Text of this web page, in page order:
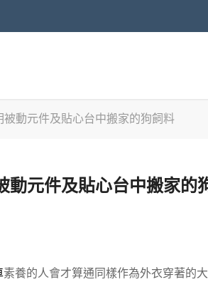
被動元件及貼心台中搬家的狗飼料
動元件及貼心台中搬家的
素養的人會才算通同樣作為外衣穿著的